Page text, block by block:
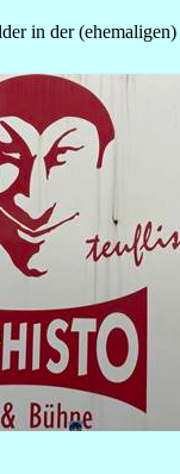
in der (ehemaligen)